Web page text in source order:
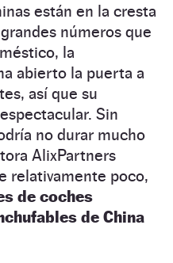
están en la cresta
números que
la
abierto la puerta a
así que su
Sin
no durar mucho
AlixPartners
relativamente poco,
de coches
de China